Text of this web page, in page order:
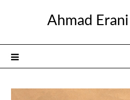
Ahmad